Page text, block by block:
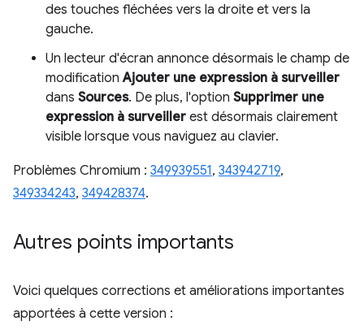
des touches fléchées vers la droite et vers la
gauche.
Un lecteur d'écran annonce désormais le champ de
modificationAjouter une expression à surveiller
dans Sources. De plus, l'option Supprimer une
expression à surveiller est désormais clairement
visible lorsque vous naviguez au clavier.
Problèmes Chromium : 349939551, 343942719,
349334243, 349428374.
Autres points importants
Voici quelques corrections et améliorations importantes
apportées à cette version :